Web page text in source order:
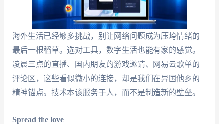
海外生活已经够多挑战，别让网络问题成为压垮情绪的
最后一根稻草。选对工具，数字生活也能有家的感觉。
凌晨三点的直播、国内朋友的游戏邀请、网易云歌单的
评论区，这些看似微小的连接，却是我们在异国他乡的
精神锚点。技术本该服务于人，而不是制造新的壁垒。
Spread the love